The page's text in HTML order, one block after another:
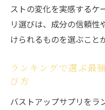
ストの変化を実感するケ
リ選びは、成分の信頼性
けられるものを選ぶこと
ランキングで選ぶ最
び方
バストアップサプリをラ